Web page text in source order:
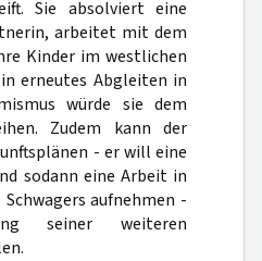
Sie absolviert eine
arbeitet mit dem
Kinder im westlichen
erneutes Abgleiten in
würde sie dem
Zudem kann der
- er will eine
sodann eine Arbeit in
aufnehmen -
seiner weiteren